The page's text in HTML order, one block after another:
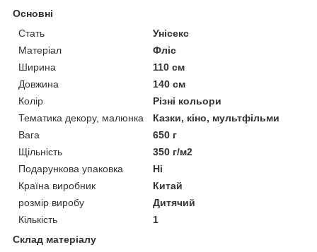
Основні
Стать
Унісекс
Матеріал
Фліс
Ширина
110 см
Довжина
140 см
Колір
Різні кольори
Тематика декору, малюнка
Казки, кіно, мультфільми
Вага
650 г
Щільність
350 г/м2
Подарункова упаковка
Ні
Країна виробник
Китай
розмір виробу
Дитячий
Кількість
1
Склад матеріалу